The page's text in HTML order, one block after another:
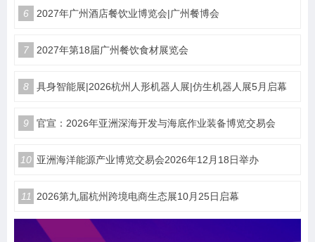
6 2027年广州酒店餐饮业博览会|广州餐博会
7 2027年第18届广州餐饮食材展览会
8 具身智能展|2026杭州人形机器人展|仿生机器人展5月启幕
9 官宣：2026年亚洲深海开发与海底作业装备博览交易会
10 亚洲海洋能源产业博览交易会2026年12月18日举办
11 2026第九届杭州跨境电商生态展10月25日启幕